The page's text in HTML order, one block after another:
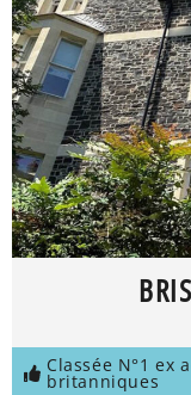
Classée N°1 ex
britanniques